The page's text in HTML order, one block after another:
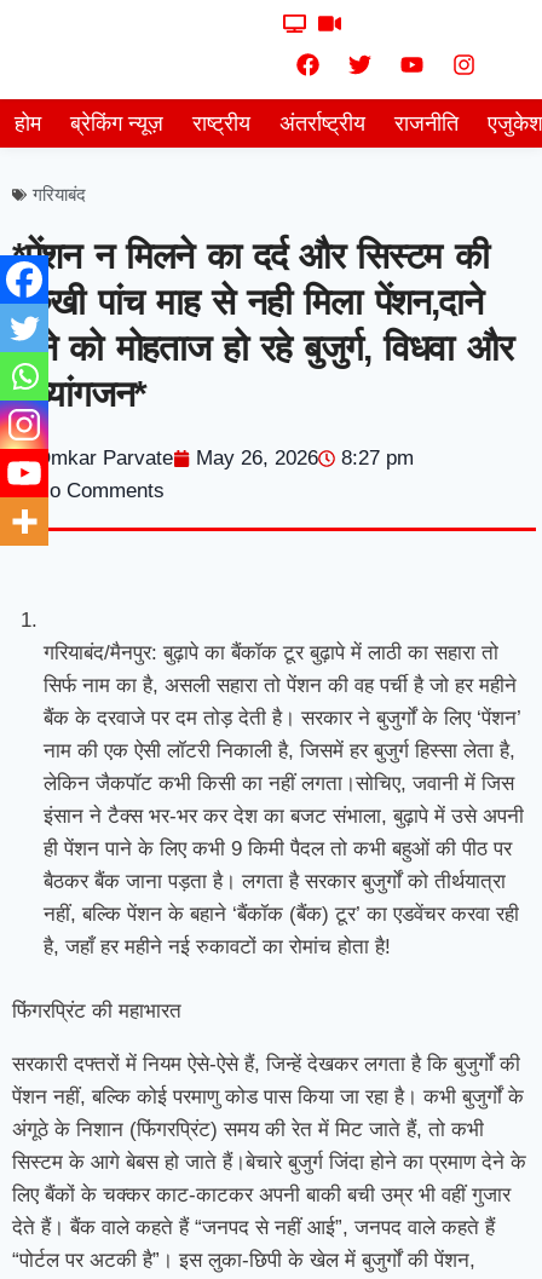
होम ब्रेकिंग न्यूज़ राष्ट्रीय अंतर्राष्ट्रीय राजनीति
गरियाबंद
*पेंशन न मिलने का दर्द और सिस्टम की
बेरुखी पांच माह से नही मिला पेंशन,दाने
दाने को मोहताज हो रहे बुजुर्ग, विधवा और
दिव्यांगजन*
Omkar Parvate May 26, 2026
8:27 pm
No Comments
गरियाबंद/मैनपुर: बुढ़ापे का बैंकॉक टूर बुढ़ापे में लाठी का सहारा तो
सिर्फ नाम का है, असली सहारा तो पेंशन की वह पर्ची है जो हर महीने
बैंक के दरवाजे पर दम तोड़ देती है। सरकार ने बुजुर्गों के लिए ‘पेंशन’
नाम की एक ऐसी लॉटरी निकाली है, जिसमें हर बुजुर्ग हिस्सा लेता है,
लेकिन जैकपॉट कभी किसी का नहीं लगता।सोचिए, जवानी में जिस
इंसान ने टैक्स भर-भर कर देश का बजट संभाला, बुढ़ापे में उसे अपनी
ही पेंशन पाने के लिए कभी 9 किमी पैदल तो कभी बहुओं की पीठ पर
बैठकर बैंक जाना पड़ता है। लगता है सरकार बुजुर्गों को तीर्थयात्रा
नहीं, बल्कि पेंशन के बहाने ‘बैंकॉक (बैंक) टूर’ का एडवेंचर करवा रही
है, जहाँ हर महीने नई रुकावटों का रोमांच होता है!
फिंगरप्रिंट की महाभारत
सरकारी दफ्तरों में नियम ऐसे-ऐसे हैं, जिन्हें देखकर लगता है कि बुजुर्गों की
पेंशन नहीं, बल्कि कोई परमाणु कोड पास किया जा रहा है। कभी बुजुर्गों के
अंगूठे के निशान (फिंगरप्रिंट) समय की रेत में मिट जाते हैं, तो कभी
सिस्टम के आगे बेबस हो जाते हैं।बेचारे बुजुर्ग जिंदा होने का प्रमाण देने के
लिए बैंकों के चक्कर काट-काटकर अपनी बाकी बची उम्र भी वहीं गुजार
देते हैं। बैंक वाले कहते हैं “जनपद से नहीं आई”, जनपद वाले कहते हैं
“पोर्टल पर अटकी है”। इस लुका-छिपी के खेल में बुजुर्गों की पेंशन,